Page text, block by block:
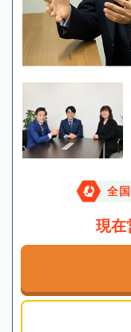
全
現在